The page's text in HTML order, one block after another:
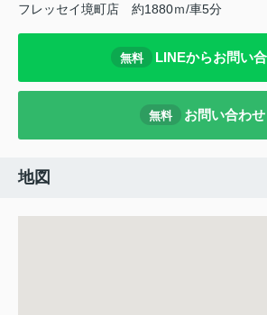
フレッセイ境町店 約1880ｍ/車5分
無料 LINEからお問い
無料 お問い合わせ
地図